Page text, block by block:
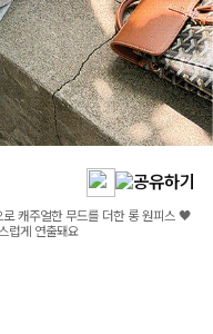
캐주얼한 무드를 더한 롱 원피스 🖤
럽게 연출돼요